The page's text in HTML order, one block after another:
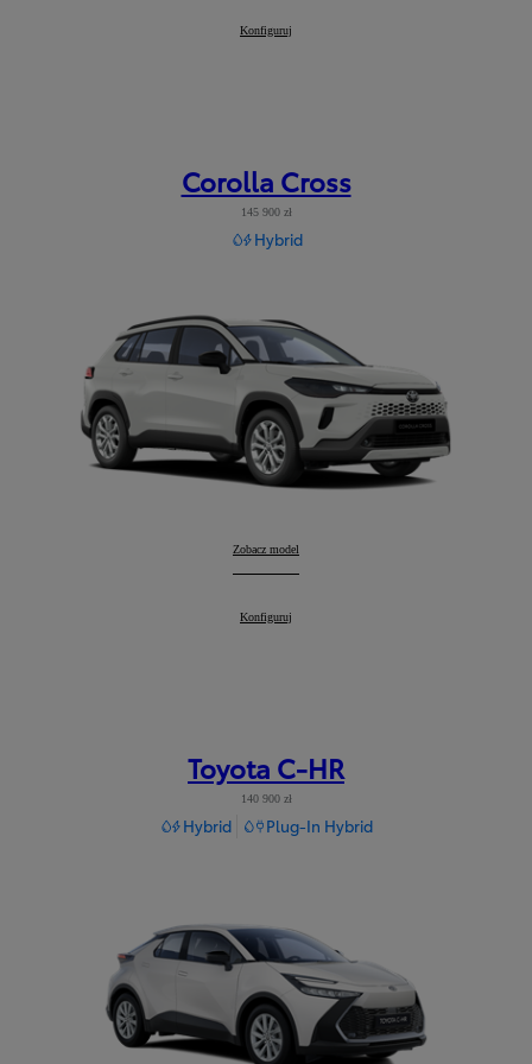
Corolla TS Kombi
Konfiguruj
Corolla Cross
145 900 zł
Hybrid
Corolla Cross
Zobacz model
Corolla Cross
Konfiguruj
Toyota C-HR
140 900 zł
Hybrid Plug-In Hybrid